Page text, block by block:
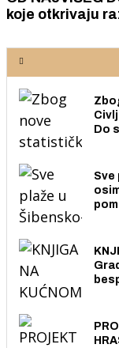
koje otkrivaju
Do
Sve